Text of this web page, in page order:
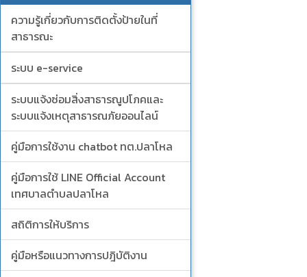
ความรู้เกี่ยวกับการติดตั้งป้ายในที่
สาธารณะ
ระบบ e-service
ระบบแจ้งซ่อมสิ่งสาธารณูปโภคและ
ระบบแจ้งเหตุสาธารณภัยออนไลน์
คู่มือการใช้งาน chatbot ทต.ปลาโหล
คู่มือการใช้ LINE Official Account
เทศบาลตำบลปลาโหล
สถิติการให้บริการ
คู่มือหรือแนวทางการปฎิบัติงาน